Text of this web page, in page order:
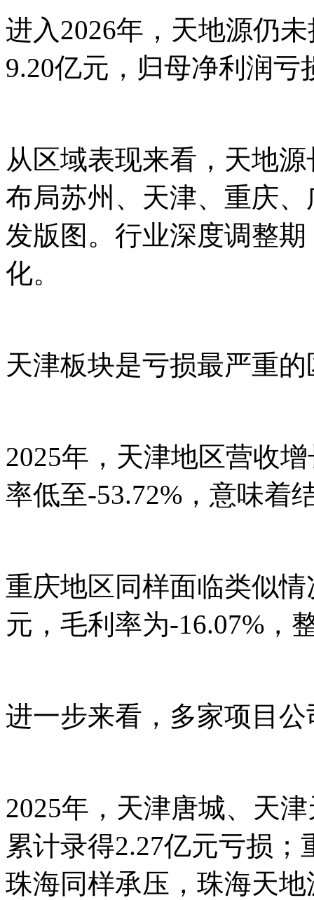
进入2026年，天地源仍
9.20亿元，归母净利润亏
从区域表现来看，天地
布局苏州、天津、重庆
发版图。行业深度调整
化。
天津板块是亏损最严重
2025年，天津地区营收
率低至-53.72%，意味着
重庆地区同样面临类似
元，毛利率为-16.07%，
进一步来看，多家项目
2025年，天津唐城、天
累计录得2.27亿元亏损
珠海同样承压，珠海天